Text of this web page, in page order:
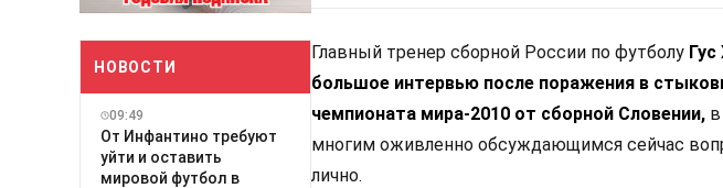
НОВОСТИ
09:49
От Инфантино требуют
уйти и оставить
мировой футбол в
Главный тренер сборной России по футболу
большое интервью после поражения в
чемпионата мира-2010 от сборной Словении,
многим оживленно обсуждающимся сейчас
лично.